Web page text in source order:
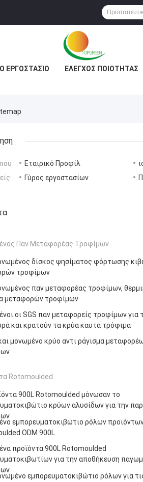
ΕΡΓΟΣΤΆΣΙΟ ΈΛΕΓΧΟΣ ΠΟΙΌΤΗΤΑΣ
Εταιρικό Προφίλ
Γύρος εργοστασίων
Παν Μεταφορέας Τροφίμων
δίσκος ψησίματος φόρτωσης
τροφίμων
παν μεταφορέας τροφίμων,
μεταφορών τροφίμων
οι SGS παν μεταφορείς τροφίμων για
και κρατούν τα κρύα καυτά τρόφιμα
μονωμένο κρύο αντι ράγισμα
Rotomoulded
900L Rotomoulded μόνωσαν το
κρύων αλυσίδων για την
εμπορευματοκιβώτιο ρόλων
ODM 900L
προϊόντα 900L Rotomoulded
για την αποθήκευση
εμπορευματοκιβώτιο ρόλων για